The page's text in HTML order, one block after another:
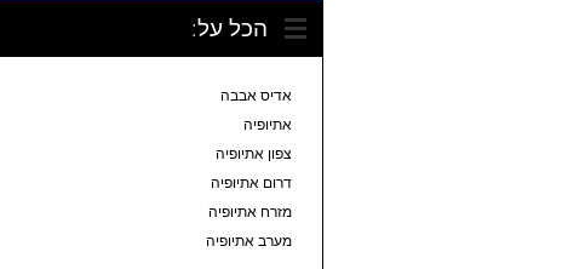
הכל על:
אדיס אבבה
אתיופיה
צפון אתיופיה
דרום אתיופיה
מזרח אתיופיה
מערב אתיופיה